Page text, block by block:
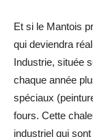
Et si le Mantois
qui deviendra
Industrie, située
chaque année
spéciaux
fours. Cette
industriel qui